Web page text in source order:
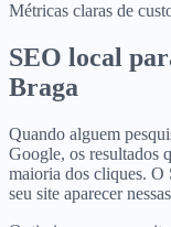
Métricas claras de
SEO local
Braga
Quando alguem
Google, os resultados
maioria dos cliques. O
seu site aparecer